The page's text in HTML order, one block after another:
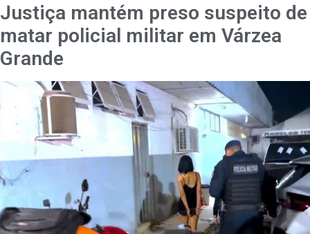
Justiça mantém preso suspeito de
matar policial militar em Várzea
Grande